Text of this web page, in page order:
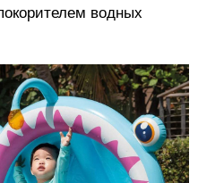
водных